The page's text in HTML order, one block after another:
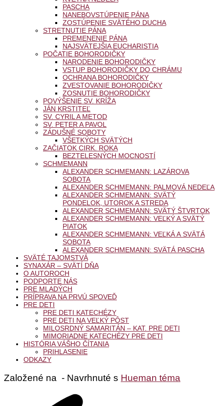
PASCHA
NANEBOVSTÚPENIE PÁNA
ZOSTÚPENIE SVÄTÉHO DUCHA
STRETNUTIE PÁNA
PREMENENIE PÁNA
NAJSVÄTEJŠIA EUCHARISTIA
POČATIE BOHORODIČKY
NARODENIE BOHORODIČKY
VSTUP BOHORODIČKY DO CHRÁMU
OCHRANA BOHORODIČKY
ZVESTOVANIE BOHORODIČKY
ZOSNUTIE BOHORODIČKY
POVÝŠENIE SV. KRÍŽA
JÁN KRSTITEĽ
SV. CYRIL A METOD
SV. PETER A PAVOL
ZÁDUŠNÉ SOBOTY
VŠETKÝCH SVÄTÝCH
ZAČIATOK CIRK. ROKA
BEZTELESNÝCH MOCNOSTÍ
SCHMEMANN
ALEXANDER SCHMEMANN: LAZÁROVA
SOBOTA
ALEXANDER SCHMEMANN: PALMOVÁ NEDEĽA
ALEXANDER SCHMEMANN: SVÄTÝ
PONDELOK, UTOROK A STREDA
ALEXANDER SCHMEMANN: SVÄTÝ ŠTVRTOK
ALEXANDER SCHMEMANN: VEĽKÝ A SVÄTÝ
PIATOK
ALEXANDER SCHMEMANN: VEĽKÁ A SVÄTÁ
SOBOTA
ALEXANDER SCHMEMANN: SVÄTÁ PASCHA
SVÄTÉ TAJOMSTVÁ
SYNAXÁR – SVÄTÍ DŇA
O AUTOROCH
PODPORTE NÁS
PRE MLADÝCH
PRÍPRAVA NA PRVÚ SPOVEĎ
PRE DETI
PRE DETI KATECHÉZY
PRE DETI NA VEĽKÝ PÔST
MILOSRDNÝ SAMARITÁN – KAT. PRE DETI
MIMORIADNE KATECHÉZY PRE DETI
HISTÓRIA VÁŠHO ČÍTANIA
PRIHLASENIE
ODKAZY
Založené na - Navrhnuté s Hueman téma